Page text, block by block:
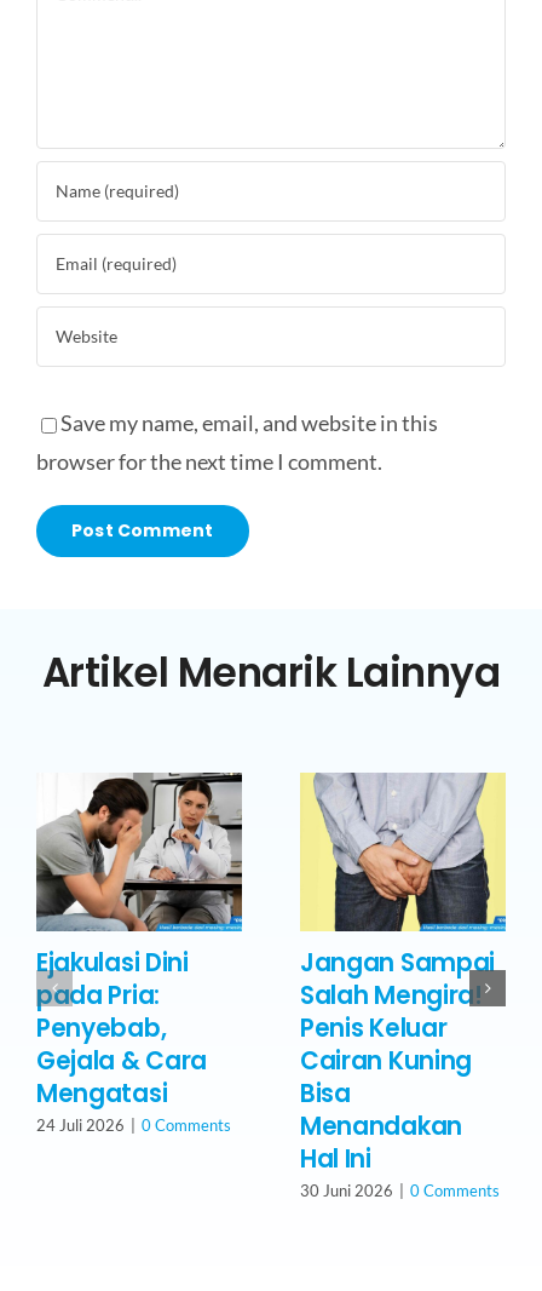
Save my name, email, and website in this
browser for the next time I comment.
Artikel Menarik Lainnya
Ejakulasi Dini
pada Pria:
Penyebab,
Gejala & Cara
Mengatasi
24 Juli 2026 0 Comments
Jangan Sampai
Salah Mengira!
Penis Keluar
Cairan Kuning
Bisa
Menandakan
Hal Ini
30 Juni 2026 0 Comments